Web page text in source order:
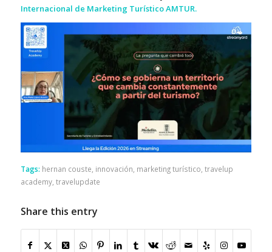
Internacional de Marketing Turístico AMTUR.
Tags: hernan couste innovación marketing turístico travelup
academy, travelupdate
Share this entry